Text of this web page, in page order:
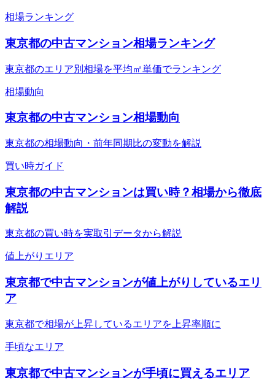
相場ランキング
東京都の中古マンション相場ランキング
東京都のエリア別相場を平均㎡単価でランキング
相場動向
東京都の中古マンション相場動向
東京都の相場動向・前年同期比の変動を解説
買い時ガイド
東京都の中古マンションは買い時？相場から徹底
解説
東京都の買い時を実取引データから解説
値上がりエリア
東京都で中古マンションが値上がりしているエリ
ア
東京都で相場が上昇しているエリアを上昇率順に
手頃なエリア
東京都で中古マンションが手頃に買えるエリア